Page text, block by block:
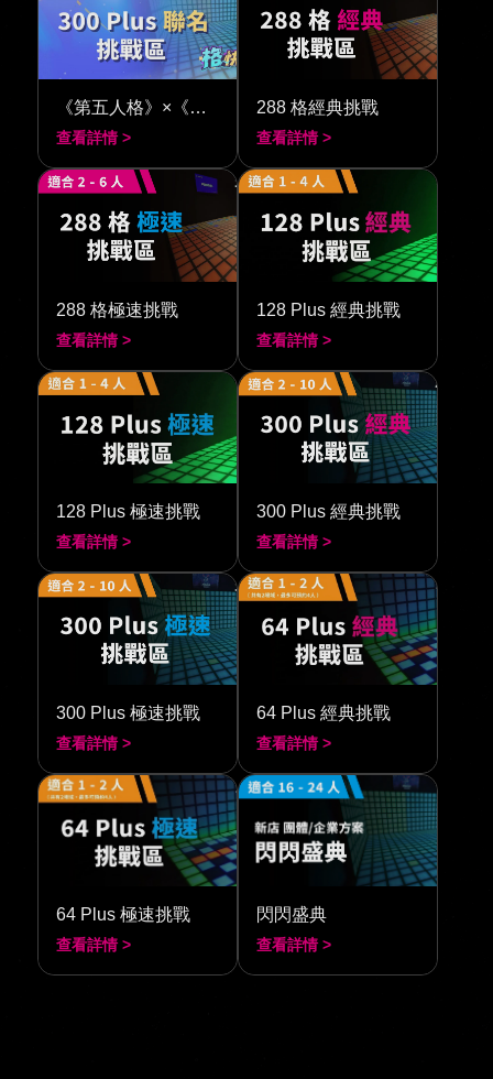
《第五人格》×《閃動格子 300》
查看詳情 >
288 格經典挑戰
查看詳情 >
288 格極速挑戰
查看詳情 >
128 Plus 經典挑戰
查看詳情 >
128 Plus 極速挑戰
查看詳情 >
300 Plus 經典挑戰
查看詳情 >
300 Plus 極速挑戰
查看詳情 >
64 Plus 經典挑戰
查看詳情 >
64 Plus 極速挑戰
查看詳情 >
閃閃盛典
查看詳情 >